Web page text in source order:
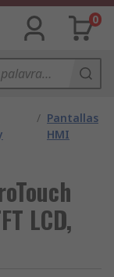
0
/ Pantallas
HMI
LCD,